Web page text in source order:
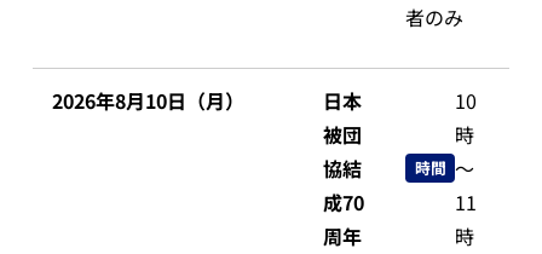
者のみ
2026年8月10日（月）
日本
被団
協結
成70
周年
時間
10
時
～
11
時